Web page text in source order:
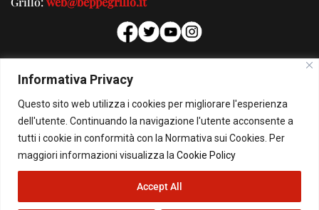
Informativa Privacy
Questo sito web utilizza i cookies per migliorare l'esperienza
dell'utente. Continuando la navigazione l'utente acconsente a
tutti i cookie in conformità con la Normativa sui Cookies. Per
maggiori informazioni visualizza la Cookie Policy
Accept All
PUBBLICITA'
Per la tua pubblicità su questo Blog:
pubblicita@beppegrillo.it
© Copyright 2026 - Il Blog di Beppe Grillo. All Rights Reserved - Powered by
happygrafic.com